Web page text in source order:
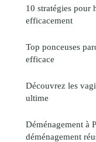
10 stratégies pour
efficacement
Top ponceuses
efficace
Découvrez les
ultime
Déménagement à
déménagement